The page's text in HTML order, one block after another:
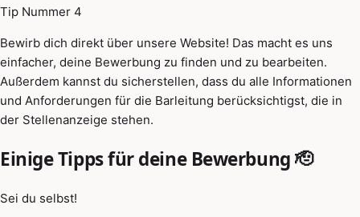
Tip Nummer 4
Bewirb dich direkt über unsere Website! Das macht es uns
einfacher, deine Bewerbung zu finden und zu bearbeiten.
Außerdem kannst du sicherstellen, dass du alle Informationen
und Anforderungen für die Barleitung berücksichtigst, die in
der Stellenanzeige stehen.
Einige Tipps für deine Bewerbung 🫡
Sei du selbst!